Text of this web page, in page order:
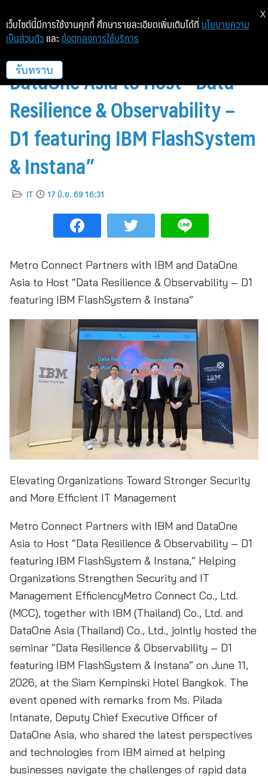
MCC Partners with IBM and
DataOne Asia to Host “Data
Resilience & Observability –
D1 featuring IBM FlashSystem
& Instana”
IT 17 มิ.ย. 69 16:31
Metro Connect Partners with IBM and DataOne
Asia to Host “Data Resilience & Observability – D1
featuring IBM FlashSystem & Instana”
Elevating Organizations Toward Stronger Security
and More Efficient IT Management
Metro Connect Partners with IBM and DataOne
Asia to Host “Data Resilience & Observability – D1
featuring IBM FlashSystem & Instana,” Helping
Organizations Strengthen Security and IT
Management EfficiencyMetro Connect Co., Ltd.
(MCC), together with IBM (Thailand) Co., Ltd. and
DataOne Asia (Thailand) Co., Ltd., jointly hosted the
seminar “Data Resilience & Observability – D1
featuring IBM FlashSystem & Instana” on June 11,
2026, at the Siam Kempinski Hotel Bangkok. The
event opened with remarks from Ms. Pilada
Intanate, Deputy Chief Executive Officer of
DataOne Asia, who shared the latest perspectives
and technologies from IBM aimed at helping
businesses navigate the challenges of rapid data
เว็บไซต์นี้มีการใช้งานคุกกี้ ศึกษารายละเอียดเพิ่มเติมได้ที่ นโยบายความ
เป็นส่วนตัว และ ข้อตกลงการใช้บริการ
รับทราบ
X